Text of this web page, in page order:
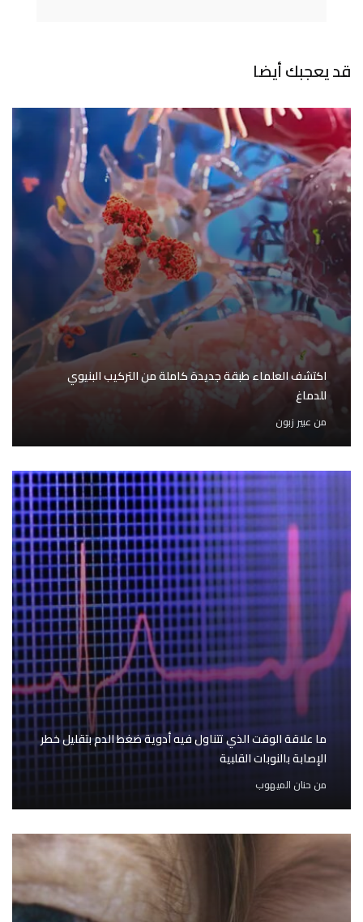
قد يعجبك أيضا
اكتشف العلماء طبقة جديدة كاملة من التركيب البنيوي
للدماغ
من عبير زبون
ما علاقة الوقت الذي تتناول فيه أدوية ضغط الدم بتقليل خطر
الإصابة بالنوبات القلبية
من حنان الميهوب